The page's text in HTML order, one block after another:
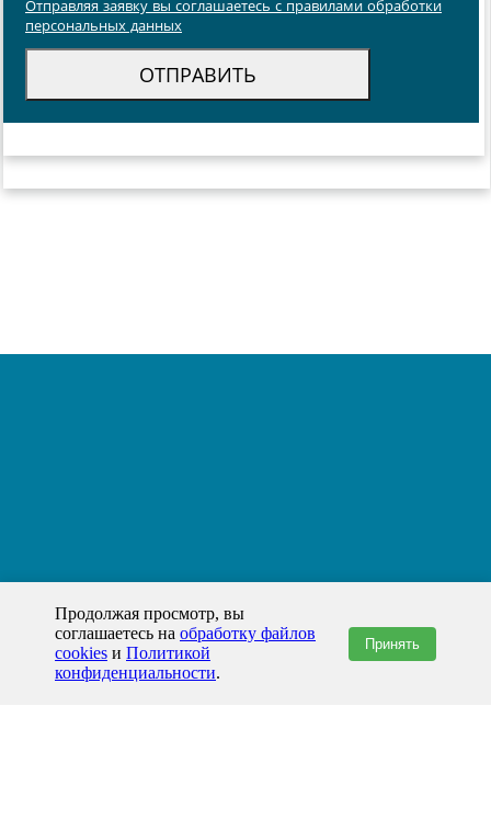
Отправляя заявку вы соглашаетесь с правилами обработки
персональных данных
Продолжая просмотр, вы
соглашаетесь на обработку файлов
cookies и Политикой
конфиденциальности.
Принять